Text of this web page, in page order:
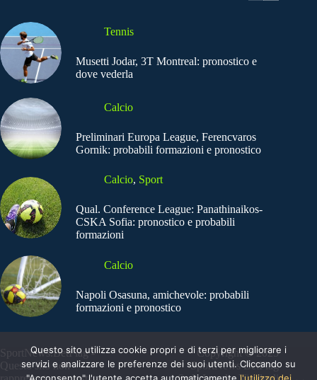
Tennis
Musetti Jodar, 3T Montreal: pronostico e
dove vederla
Calcio
Preliminari Europa League, Ferencvaros
Gornik: probabili formazioni e pronostico
Calcio, Sport
Qual. Conference League: Panathinaikos-
CSKA Sofia: pronostico e probabili
formazioni
Calcio
Napoli Osasuna, amichevole: probabili
formazioni e pronostico
SportNews.BetFlag -
Questo sito non
Copyright © 2025
SportNews BetFlag
Questo sito utilizza cookie propri e di terzi per migliorare i
servizi e analizzare le preferenze dei suoi utenti. Cliccando su